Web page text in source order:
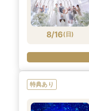
8/16( 日)
特典あり